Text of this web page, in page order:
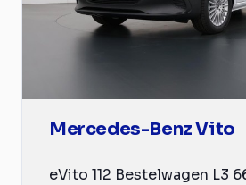
Mercedes-Benz Vito
eVito 112 Bestelwagen L3